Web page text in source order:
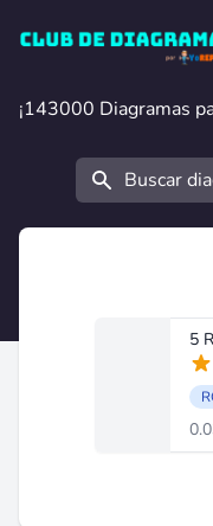
Club de Diagramas
¡143000 Diagramas
¡143000 Diagramas
Buscar
5